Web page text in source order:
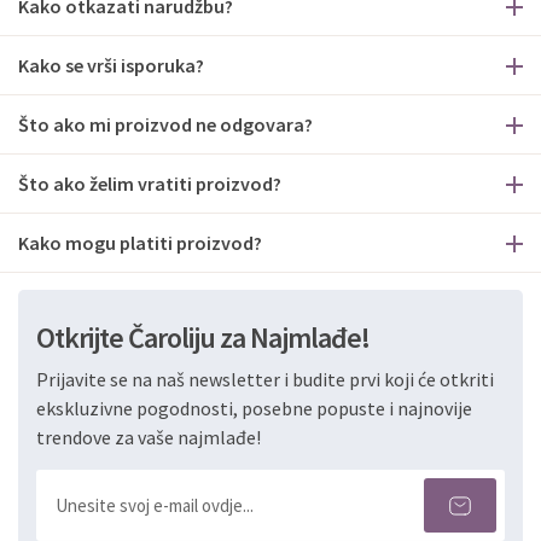
Kako otkazati narudžbu?
Kako se vrši isporuka?
Što ako mi proizvod ne odgovara?
Što ako želim vratiti proizvod?
Kako mogu platiti proizvod?
Otkrijte Čaroliju za Najmlađe!
Prijavite se na naš newsletter i budite prvi koji će otkriti
ekskluzivne pogodnosti, posebne popuste i najnovije
trendove za vaše najmlađe!